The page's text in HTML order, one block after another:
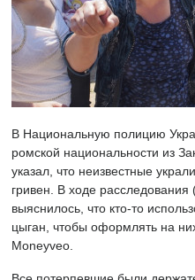
В Национальную полицию
ромской национальности из
указал, что неизвестные
гривен. В ходе
выяснилось, что кто-то
цыган, чтобы оформлять на
Moneyveo.